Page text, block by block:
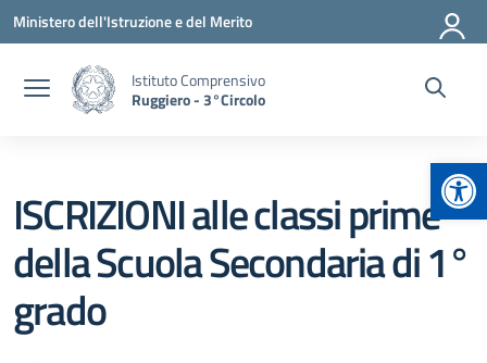
Vai ai contenuti
Vai al menu di navigazione
Vai al footer
Ministero dell'Istruzione e del Merito
Istituto Comprensivo
Ruggiero - 3°Circolo
ISCRIZIONI alle classi prime
della Scuola Secondaria di 1°
grado